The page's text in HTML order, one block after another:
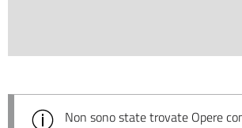
Non sono state trovate Opere